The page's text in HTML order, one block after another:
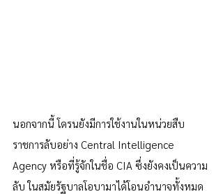
นอกจากนี้ โดรนยังมีการใช้งานในหน่วยสืบ
ราชการลับอย่าง Central Intelligence
Agency หรือที่รู้จักในชื่อ CIA ซึ่งยังคงเป็นความ
ลับ ในสมัยรัฐบาลโอบามาได้โอนอำนาจทั้งหมด